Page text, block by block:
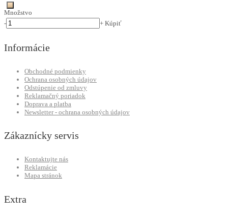
Množstvo
-
+ Kúpiť
Informácie
Obchodné podmienky
Ochrana osobných údajov
Odstúpenie od zmluvy
Reklamačný poriadok
Doprava a platba
Newsletter - ochrana osobných údajov
Zákaznícky servis
Kontaktujte nás
Reklamácie
Mapa stránok
Extra